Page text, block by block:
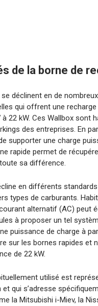
de la borne de
déclinent en de
qui offrent une recharge
22 kW. Ces Wallbox sont
des entreprises. En
supporter une charge
rapide permet de
sa différence.
en différents
types de carburants.
alternatif (AC) peut
à proposer un tel
puissance de charge à
sur les bornes rapides et
de 22 kW.
utilisé est
qui s’adresse
la Mitsubishi i-Miev, la